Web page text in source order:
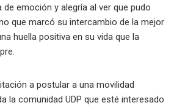
de emoción y alegría al ver que pudo
que marcó su intercambio de la mejor
huella positiva en su vida que la
a postular a una movilidad
la comunidad UDP que esté interesado